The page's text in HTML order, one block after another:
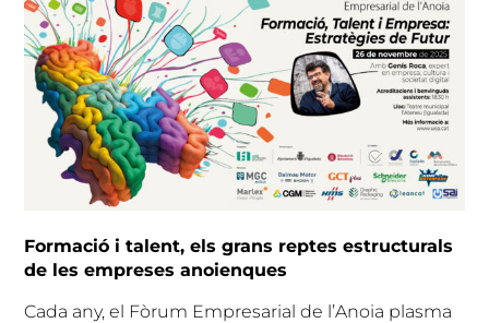
Formació i talent, els grans reptes estructurals
de les empreses anoienques
Cada any, el Fòrum Empresarial de l’Anoia plasma